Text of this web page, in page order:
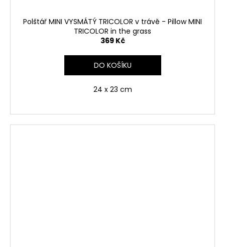
Polštář MINI VYSMÁTÝ TRICOLOR v trávě - Pillow MINI
TRICOLOR in the grass
369 Kč
DO KOŠÍKU
24 x 23 cm